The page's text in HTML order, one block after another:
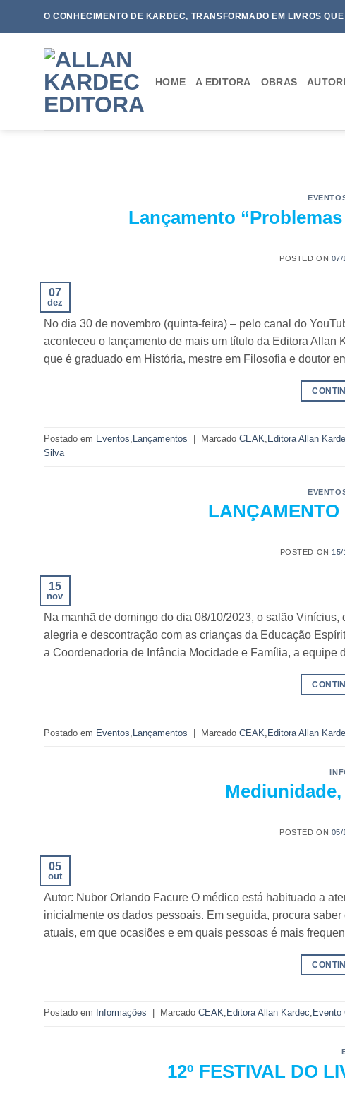
O CONHECIMENTO DE KARDEC, TRANSFORMADO EM LIVROS
HOME A EDITORA OBRAS
Lançamento
POSTED ON 07/
07
dez
No dia 30 de novembro (quinta-feira) – pelo canal do
aconteceu o lançamento de mais um título da Editora
que é graduado em História, mestre em Filosofia e doutor
Postado em Eventos, Lançamentos Marcado CEAK, Editora Allan
Silva
POSTED ON15/
15
nov
Na manhã de domingo do dia 08/10/2023, o salão
alegria e descontração com as crianças da Educação
a Coordenadoria de Infância Mocidade e Família, a equipe
Postado em Eventos Lançamentos Marcado CEAK Editora Allan
POSTED ON 05/
05
out
Autor: Nubor Orlando Facure O médico está habituado a
inicialmente os dados pessoais. Em seguida, procura
atuais, em que ocasiões e em quais pessoas é mais
Postado em Informações Marcado CEAK, Editora Allan Kardec, Evento
12º FESTIVAL DO